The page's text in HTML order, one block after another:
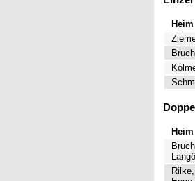
Heim
Heim